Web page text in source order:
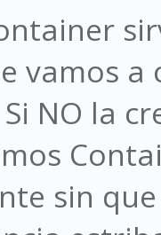
vamos
NO la
sin